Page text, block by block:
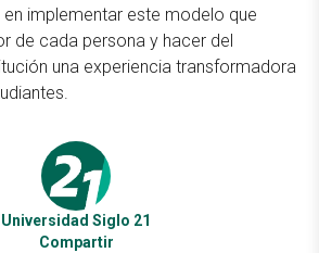
en implementar este modelo que
de cada persona y hacer del
una experiencia transformadora
Universidad Siglo 21
Compartir